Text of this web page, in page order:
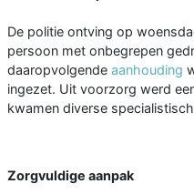
De politie ontving op
persoon met onbegrepen
daaropvolgende aanhouding
ingezet. Uit voorzorg werd
kwamen diverse
Zorgvuldige aanpak